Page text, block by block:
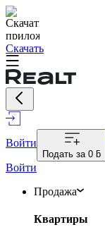
Скачать
Войти
Подать за 0 ƃ
Войти
Продажа
Квартиры